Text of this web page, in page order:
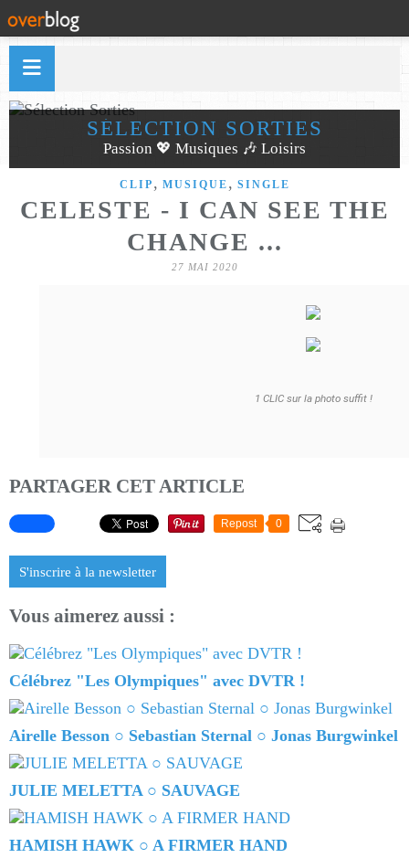
SÉLECTION SORTIES
Passion 💖 Musiques 🎶 Loisirs
CLIP , MUSIQUE , SINGLE
CELESTE - I CAN SEE THE
CHANGE ...
27 MAI 2020
1 CLIC sur la photo suffit !
PARTAGER CET ARTICLE
Repost 0
S'inscrire à la newsletter
Vous aimerez aussi :
Célébrez "Les Olympiques" avec DVTR !
Airelle Besson ○ Sebastian Sternal ○ Jonas Burgwinkel
JULIE MELETTA ○ SAUVAGE
HAMISH HAWK ○ A FIRMER HAND